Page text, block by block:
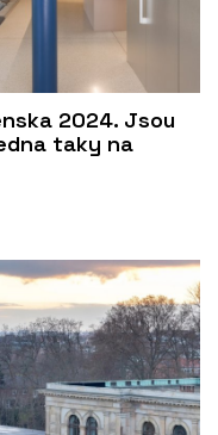
2024. Jsou
taky na